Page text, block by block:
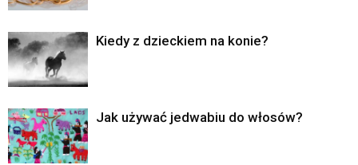
Kiedy z dzieckiem na konie?
Jak używać jedwabiu do włosów?